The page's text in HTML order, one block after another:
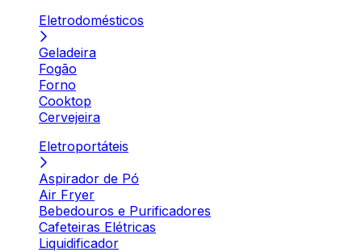
Eletrodomésticos
Geladeira
Fogão
Forno
Cooktop
Cervejeira
Eletroportáteis
Aspirador de Pó
Air Fryer
Bebedouros e Purificadores
Cafeteiras Elétricas
Liquidificador